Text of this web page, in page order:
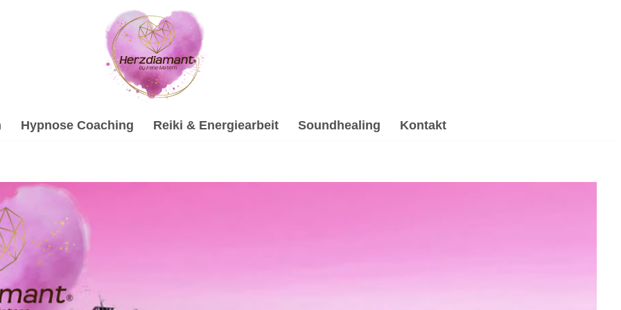
Hypnose Coaching Reiki & Energiearbeit Soundhealing Kontakt
Beratung und ✓Soundhealing & Reiki, Gesprächstherapie, Hypnose, Psychotherapie Alternative
Beratung, ✓Gesprächstherapie, ✓Soundhealing & Reiki oder ✓Psychotherapie Alternative für
Beraterin. Wir sind bereit, sind Sie es auch? ✉.